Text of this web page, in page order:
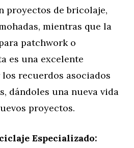
proyectos de bricolaje,
mientras que la
patchwork o
es una excelente
recuerdos asociados
dándoles una nueva vida
proyectos.
Especializado: